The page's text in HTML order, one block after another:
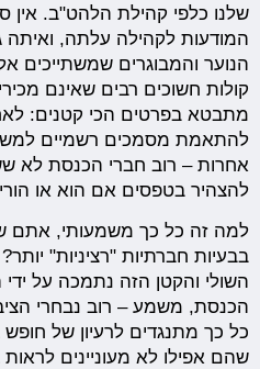
שלנו כלפי קהילת הלהט"ב. אין
המודעות לקהילה עלתה, ואיתה
הנוער והמבוגרים שמשתייכים
קולות חשוכים רבים שאינם
מתבטא בפרטים הכי קטנים:
להתאמת מסמכים רשמיים
אחרות – רוב חברי הכנסת לא
להצהיר בטפסים אם הוא או
למה זה כל כך משמעותי, אתם
בבעיות חברתיות "רציניות"
השולי והקטן הזה נתמכה על
הכנסת, משמע – רוב נבחרי
כל כך מתנגדים לרעיון של
שהם אפילו לא מעוניינים